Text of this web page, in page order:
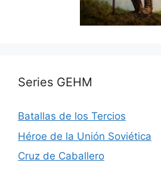
Series GEHM
Batallas de los Tercios
Héroe de la Unión Soviética
Cruz de Caballero